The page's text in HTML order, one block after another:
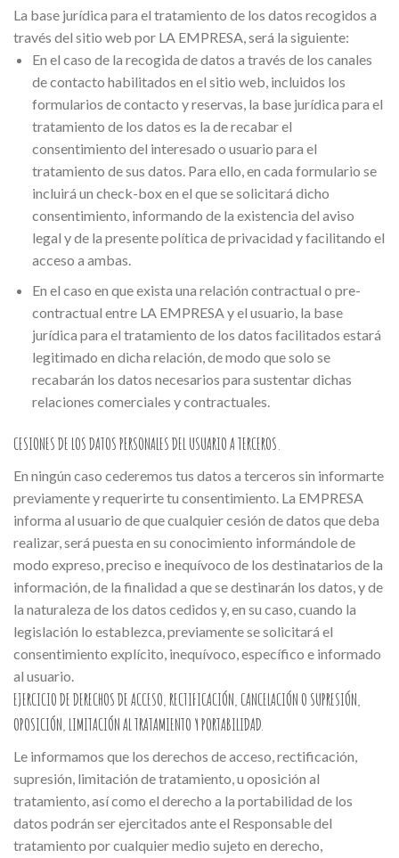
La base jurídica para el tratamiento de los datos recogidos a
través del sitio web por LA EMPRESA, será la siguiente:
En el caso de la recogida de datos a través de los canales
de contacto habilitados en el sitio web, incluidos los
formularios de contacto y reservas, la base jurídica para el
tratamiento de los datos es la de recabar el
consentimiento del interesado o usuario para el
tratamiento de sus datos. Para ello, en cada formulario se
incluirá un check-box en el que se solicitará dicho
consentimiento, informando de la existencia del aviso
legal y de la presente política de privacidad y facilitando el
acceso a ambas.
En el caso en que exista una relación contractual o pre-
contractual entre LA EMPRESA y el usuario, la base
jurídica para el tratamiento de los datos facilitados estará
legitimado en dicha relación, de modo que solo se
recabarán los datos necesarios para sustentar dichas
relaciones comerciales y contractuales.
CESIONES DE LOS DATOS PERSONALES DEL USUARIO A TERCEROS.
En ningún caso cederemos tus datos a terceros sin informarte
previamente y requerirte tu consentimiento. La EMPRESA
informa al usuario de que cualquier cesión de datos que deba
realizar, será puesta en su conocimiento informándole de
modo expreso, preciso e inequívoco de los destinatarios de la
información, de la finalidad a que se destinarán los datos, y de
la naturaleza de los datos cedidos y, en su caso, cuando la
legislación lo establezca, previamente se solicitará el
consentimiento explícito, inequívoco, específico e informado
al usuario.
EJERCICIO DE DERECHOS DE ACCESO, RECTIFICACIÓN, CANCELACIÓN O SUPRESIÓN,
OPOSICIÓN, LIMITACIÓN AL TRATAMIENTO Y PORTABILIDAD.
Le informamos que los derechos de acceso, rectificación,
supresión, limitación de tratamiento, u oposición al
tratamiento, así como el derecho a la portabilidad de los
datos podrán ser ejercitados ante el Responsable del
tratamiento por cualquier medio sujeto en derecho,